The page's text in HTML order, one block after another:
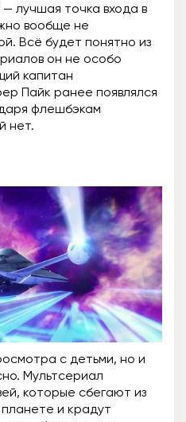
лучшая точка входа в
вообще не
Всё будет понятно из
он не особо
капитан
Пайк ранее появлялся
флешбэкам
нет.
с детьми, но и
Мультсериал
которые сбегают из
и крадут